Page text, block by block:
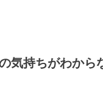
気持ちがわから